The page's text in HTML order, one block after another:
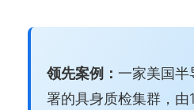
领先案例： 一家美国半
署的具身质检集群，由